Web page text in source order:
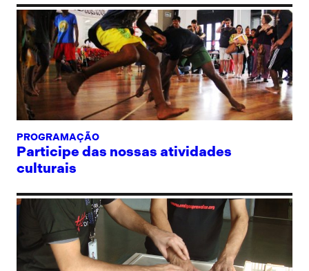
PROGRAMAÇÃO
Participe das nossas atividades
culturais